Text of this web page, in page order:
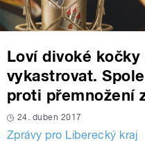
Loví divoké kočky
vykastrovat.
proti přemnožení
24. duben 2017
Zprávy pro Liberecký kraj